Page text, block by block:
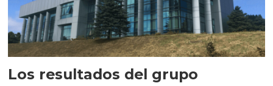
Los resultados del grupo